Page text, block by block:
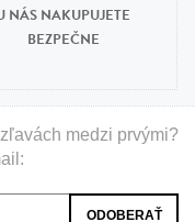
NÁS NAKUPUJETE
BEZPEČNE
medzi prvými?